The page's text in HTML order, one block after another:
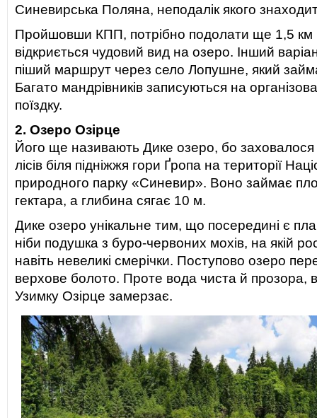
Синевирська Поляна, неподалік якого
Пройшовши КПП, потрібно подолати ще 1,5 км
відкриється чудовий вид на озеро. Інший
піший маршрут через село Лопушне, який
Багато мандрівників записуються на
поїздку.
2. Озеро Озірце
Його ще називають Дике озеро, бо заховалося
лісів біля підніжжя гори Ґропа на території
природного парку «Синевир». Воно займає
гектара, а глибина сягає 10 м.
Дике озеро унікальне тим, що посередині є
ніби подушка з буро-червоних мохів, на якій
навіть невеликі смерічки. Поступово озеро
верхове болото. Проте вода чиста й прозора,
Узимку Озірце замерзає.